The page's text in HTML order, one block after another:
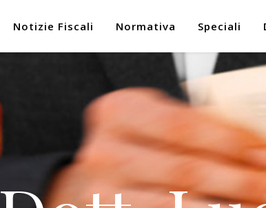
Notizie Fiscali Normativa Speciali